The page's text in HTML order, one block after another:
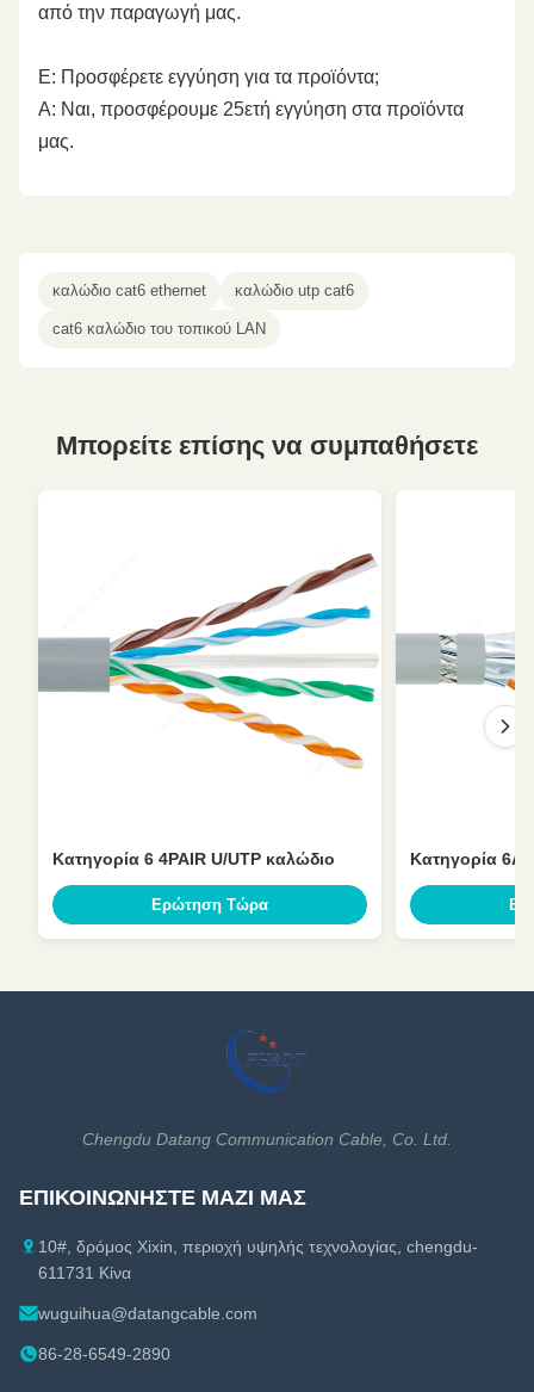
από την παραγωγή μας.
Ε: Προσφέρετε εγγύηση για τα προϊόντα;
Α: Ναι, προσφέρουμε 25ετή εγγύηση στα προϊόντα
μας.
καλώδιο cat6 ethernet καλώδιο utp cat6
cat6 καλώδιο του τοπικού LAN
Μπορείτε επίσης να συμπαθήσετε
Κατηγορία 6 4PAIR U/UTP καλώδιο
Ερώτηση Τώρα
Κατηγορία 6A
Chengdu Datang Communication Cable, Co. Ltd.
ΕΠΙΚΟΙΝΩΝΉΣΤΕ ΜΑΖΊ ΜΑΣ
10#, δρόμος Xixin, περιοχή υψηλής τεχνολογίας, chengdu-
611731 Κίνα
wuguihua@datangcable.com
86-28-6549-2890